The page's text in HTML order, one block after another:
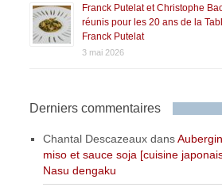
Franck Putelat et Christophe
réunis pour les 20 ans de la
Franck Putelat
3 mai 2026
Derniers commentaires
Chantal Descazeaux dans
miso et sauce soja [cuisine
Nasu dengaku